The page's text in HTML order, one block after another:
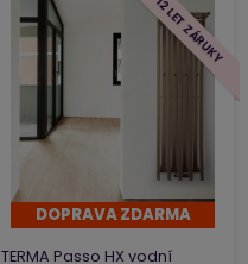
DOPRAVA ZDARMA
TERMA Passo HX vodní
12 LET ZÁRUKY